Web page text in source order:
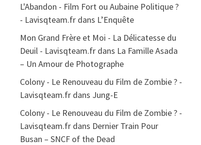
L'Abandon - Film Fort ou Aubaine Politique ?
- Lavisqteam.frdans L’Enquête
Mon Grand Frère et Moi - La Délicatesse du
Deuil - Lavisqteam.frdans La Famille Asada
– Un Amour de Photographe
Colony - Le Renouveau du Film de Zombie ? -
Lavisqteam.frdans Jung-E
Colony - Le Renouveau du Film de Zombie ? -
Lavisqteam.frdans Dernier Train Pour
Busan – SNCF of the Dead